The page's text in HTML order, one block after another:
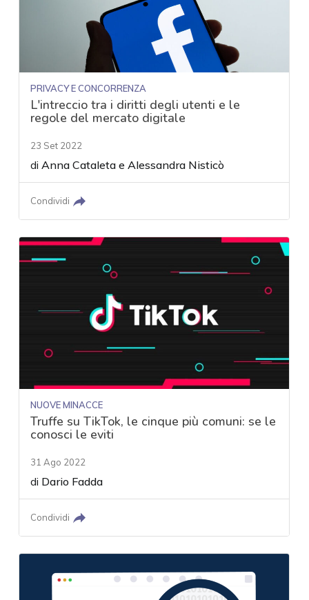
PRIVACY E CONCORRENZA
L'intreccio tra i diritti degli utenti e le
regole del mercato digitale
23 Set 2022
diAnna Cataleta eAlessandra Nisticò
Condividi
NUOVE MINACCE
Truffe su TikTok, le cinque più comuni: se le
conosci le eviti
31 Ago 2022
di Dario Fadda
Condividi